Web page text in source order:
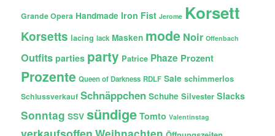
Grande Opera Handmade Iron Fist Jerome Korsett
Korsetts lacing lack Masken mode Noir Offenbach
Outfits parties party Patrice Phaze Prozent
Prozente Queen of Darkness RDLF Sale schimmerlos
Schlussverkauf Schnäppchen Schuhe Silvester Slacks
Sonntag SSV sündige Tomto Valentinstag